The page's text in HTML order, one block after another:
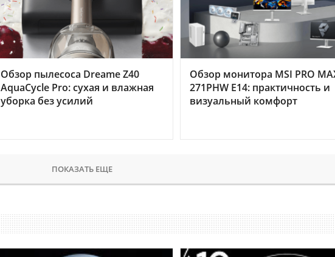
Обзор пылесоса Dreame Z40
AquaCycle Pro: сухая и влажная
уборка без усилий
Обзор монитора MSI PRO
271PHW E14: практичность и
визуальный комфорт
ПОКАЗАТЬ ЕЩЕ